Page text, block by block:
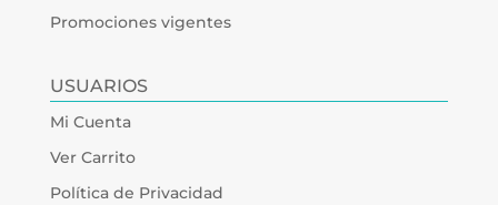
Promociones vigentes
USUARIOS
Mi Cuenta
Ver Carrito
Política de Privacidad